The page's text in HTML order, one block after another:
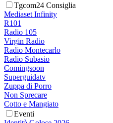
Tgcom24 Consiglia
Mediaset Infinity
R101
Radio 105
Virgin Radio
Radio Montecarlo
Radio Subasio
Comingsoon
Superguidatv
Zuppa di Porro
Non Sprecare
Cotto e Mangiato
Eventi